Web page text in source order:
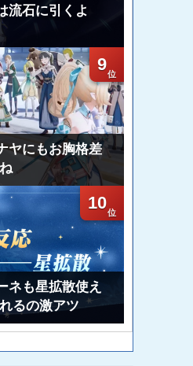
流石に引くよ
9
ヤにもお胸格差
10
ネも星拡散使え
るの激アツ